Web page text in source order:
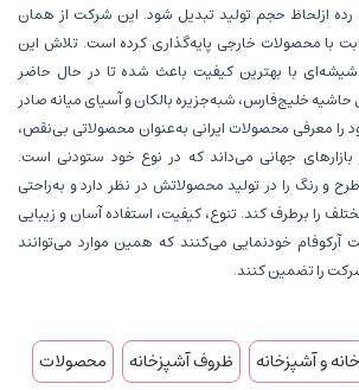
رده ازلحاظ حجم تولید تبدیل شود. این شرکت از همان
با محصولات خارجی پایه‌گذاری کرده است. تلاش این
با بهترین کیفیت باعث شده تا در حال حاضر
خلیج‌فارس، شبه‌جزیره بالکان و آسیای میانه صادر
معرفی محصولات ایرانی به‌عنوان محصولاتی بی‌نقص،
بازارهای جهانی می‌داند که در نوع خود ستودنی است.
و رنگ را در تولید محصولاتش در نظر دارد و به‌راحتی
را برطرف کند. تنوع، کیفیت، استفاده آسان و زیبایی
آرکوفام خودنمایی می‌کنند که همین موارد می‌توانند
را تضمین کنند.
خانه و آشپزخانه ظروف آشپزخانه محصولات